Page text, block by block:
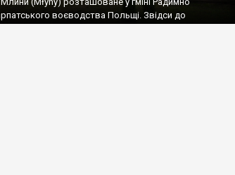
воєводства Польщі. Звідси до